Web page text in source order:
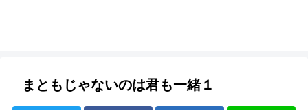
まともじゃないのは君も一緒１